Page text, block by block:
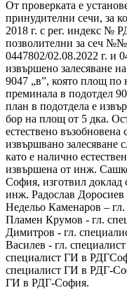
От проверката е
принудителни сечи, за
2018 г. с рег. индекс №
позволителни за сеч №№
0447802/02.08.2022 г. и
извършено залесяване
9047 „в”, която площ
преминала в подотдел
план в подотдела е
бор на площ от 5 дка.
естествено
извършвано залесяване
като е налично
извършена от инж.
София, изготвил
инж. Радослав
Недельо Каменаров –
Пламен Крумов - гл.
Димитров - гл.
Василев - гл.
специалист ГИ в
специалист ГИ в РДГ-
ГИ в РДГ-София.